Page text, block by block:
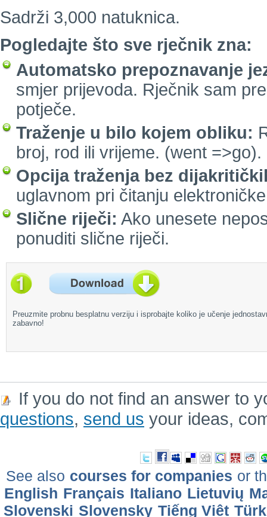
Sadrži 3,000 natuknica.
Pogledajte što sve rječnik zna:
Automatsko prepoznavanje
smjer prijevoda. Rječnik sam
potječe.
Traženje u bilo kojem obliku:
broj, rod ili vrijeme. (went =>go).
Opcija traženja bez
uglavnom pri čitanju
Slične riječi: Ako unesete
ponuditi slične riječi.
Preuzmite probnu besplatnu verziju i isprobajte koliko je učenje
zabavno!
If you do not find an answer to
questions, send us your ideas,
See also courses for companies or
English Français Italiano Lietuvių
Slovenski Slovensky Tiếng Việt